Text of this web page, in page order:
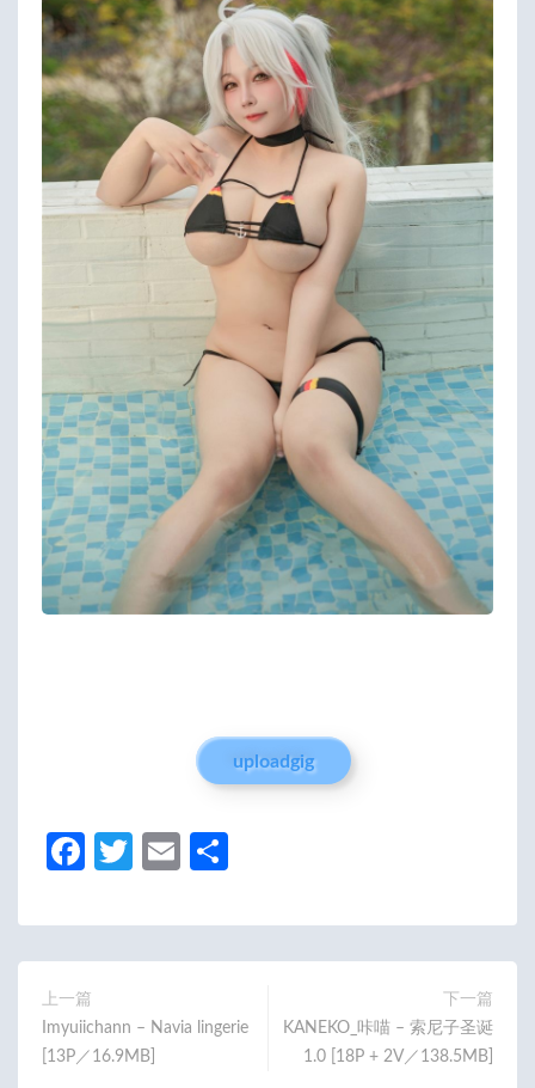
uploadgig
Fa
b
o
o
k
T
itt
er
E
ail
上一篇
Imyuiichann – Navia lingerie
[13P／16.9MB]
下一篇
KANEKO_咔喵 – 索尼子圣诞
1.0 [18P + 2V／138.5MB]